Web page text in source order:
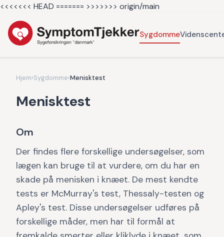
<<<<<<< HEAD ======= >>>>>>> origin/main
Sygdomme
Hjem›Sygdomme›Menisktest
Menisktest
Om
Der findes flere forskellige undersøgelser, som
lægen kan bruge til at vurdere, om du har en
skade på menisken i knæet. De mest kendte
tests er McMurray's test, Thessaly-testen og
Apley's test. Disse undersøgelser udføres på
forskellige måder, men har til formål at